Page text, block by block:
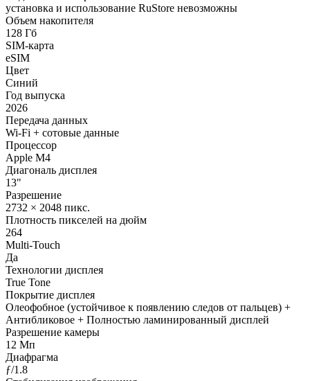
установка и использование RuStore невозможны
Объем накопителя
128 Гб
SIM-карта
eSIM
Цвет
Синий
Год выпуска
2026
Передача данных
Wi-Fi + сотовые данные
Процессор
Apple M4
Диагональ дисплея
13"
Разрешение
2732 × 2048 пикс.
Плотность пикселей на дюйм
264
Multi-Touch
Да
Технологии дисплея
True Tone
Покрытие дисплея
Олеофобное (устойчивое к появлению следов от пальцев) +
Антибликовое + Полностью ламинированный дисплей
Разрешение камеры
12 Мп
Диафрагма
ƒ/1.8